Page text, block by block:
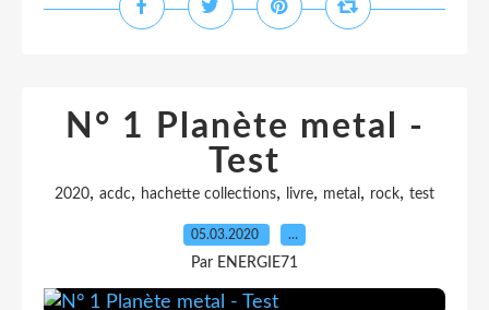
N° 1 Planète metal -
Test
2020, acdc, hachette collections, livre, metal , rock, test
05.03.2020 …
Par ENERGIE71